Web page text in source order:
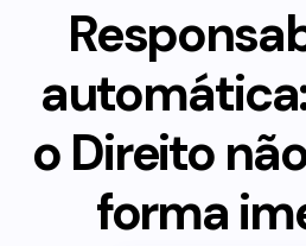
o Direito
forma